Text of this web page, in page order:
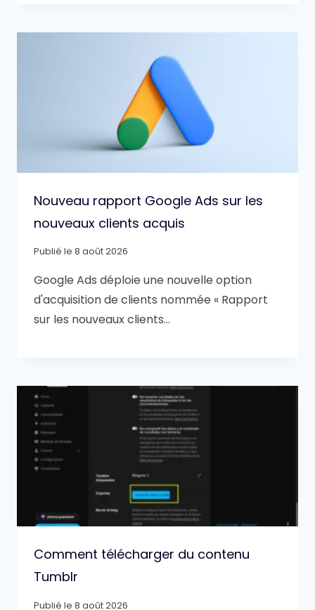
Nouveau rapport Google Ads sur les
nouveaux clients acquis
Publié le 8 août 2026
Google Ads déploie une nouvelle option
d'acquisition de clients nommée « Rapport
sur les nouveaux clients…
Comment télécharger du contenu
Tumblr
Publié le 8 août 2026